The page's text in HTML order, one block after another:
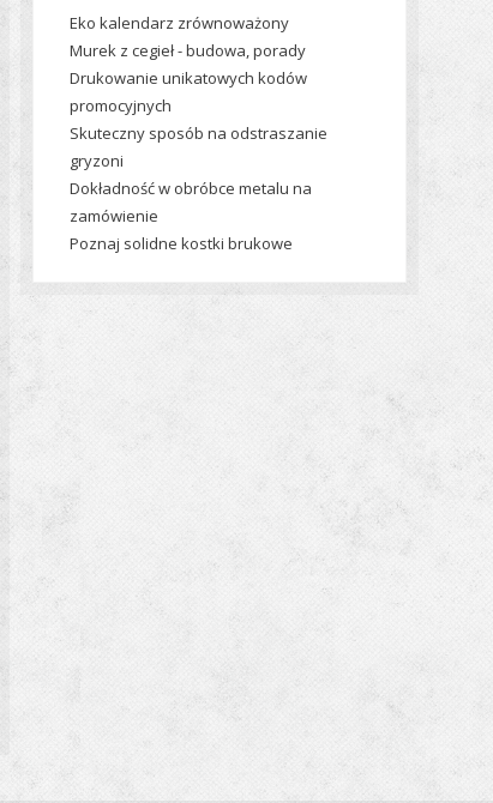
Eko kalendarz zrównoważony
Murek z cegieł - budowa, porady
Drukowanie unikatowych kodów
promocyjnych
Skuteczny sposób na odstraszanie
gryzoni
Dokładność w obróbce metalu na
zamówienie
Poznaj solidne kostki brukowe